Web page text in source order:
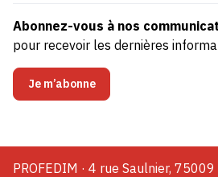
Abonnez-vous à nos
pour recevoir les dernières
Je m’abonne
PROFEDIM · 4 rue Saulnier, 75009